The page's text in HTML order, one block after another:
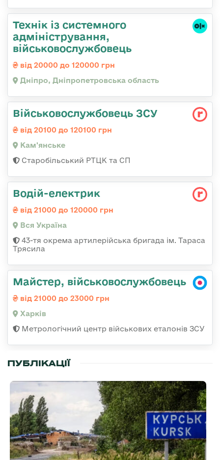
Технік із системного
адміністрування,
військовослужбовець
від 20000 до 120000 грн
Дніпро, Дніпропетровська область
Військовослужбовець ЗСУ
від 20100 до 120100 грн
Кам'янське
Старобільський РТЦК та СП
Водій-електрик
від 21000 до 120000 грн
Вся Україна
43-тя окрема артилерійська бригада ім. Тараса
Трясила
Майстер, військовослужбовець
від 21000 до 23000 грн
Харків
Метрологічний центр військових еталонів ЗСУ
ПУБЛІКАЦІЇ